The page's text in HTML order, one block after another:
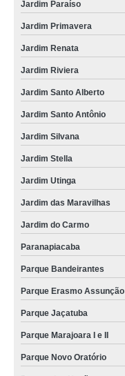
Jardim Paraíso
Jardim Primavera
Jardim Renata
Jardim Riviera
Jardim Santo Alberto
Jardim Santo Antônio
Jardim Silvana
Jardim Stella
Jardim Utinga
Jardim das Maravilhas
Jardim do Carmo
Paranapiacaba
Parque Bandeirantes
Parque Erasmo Assunção
Parque Jaçatuba
Parque Marajoara I e II
Parque Novo Oratório